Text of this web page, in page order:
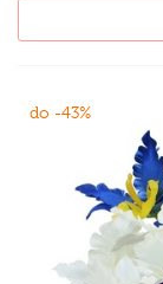
do -43%